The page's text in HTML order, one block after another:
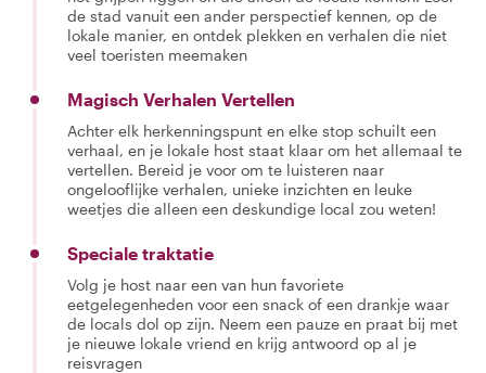
de stad vanuit een ander perspectief kennen, op de
lokale manier, en ontdek plekken en verhalen die niet
veel toeristen meemaken
Magisch Verhalen Vertellen
Achter elk herkenningspunt en elke stop schuilt een
verhaal, en je lokale host staat klaar om het allemaal te
vertellen. Bereid je voor om te luisteren naar
ongelooflijke verhalen, unieke inzichten en leuke
weetjes die alleen een deskundige local zou weten!
Speciale traktatie
Volg je host naar een van hun favoriete
eetgelegenheden voor een snack of een drankje waar
de locals dol op zijn. Neem een pauze en praat bij met
je nieuwe lokale vriend en krijg antwoord op al je
reisvragen